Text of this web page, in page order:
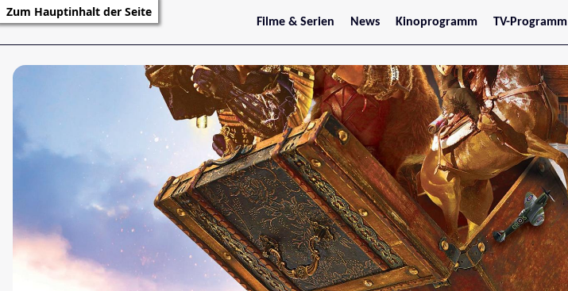
Zum Hauptinhalt der Seite
Filme & Serien
Trailer
Filmarchiv
Serienarchiv
News
Stars
Kinoprogramm
Jetzt im Kino
Wien
Niederösterreich
Oberösterreich
Steiermark
Burgenland
Kärnten
Salzburg
Tirol
Vorarlberg
TV-Programm